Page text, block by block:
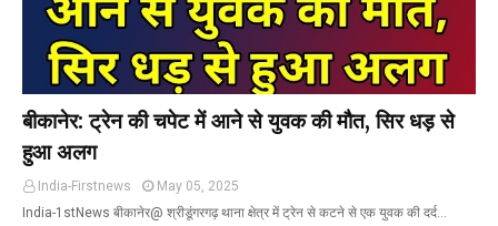
बीकानेर: ट्रेन की चपेट में आने से युवक की मौत, सिर धड़ से
हुआ अलग
India-Firstnews
May 05, 2025
India-1stNews बीकानेर@ श्रीडूंगरगढ़ थाना क्षेत्र में ट्रेन से कटने से एक युवक की दर्द…